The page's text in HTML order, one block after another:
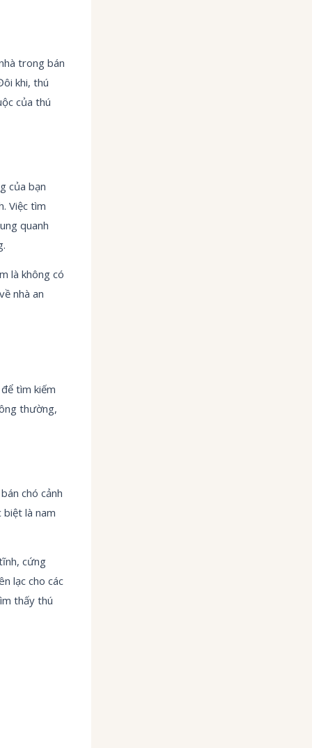
trong bán
khi, thú
của thú
của bạn
Việc tìm
quanh
là không có
nhà an
tìm kiếm
thường,
chó cảnh
là nam
cứng
lạc cho các
thấy thú